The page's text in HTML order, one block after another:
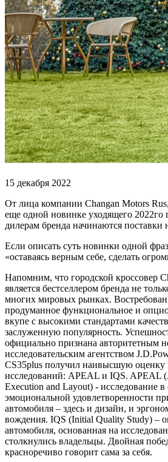
15 декабря 2022
От лица компании Changan Motors
еще одной новинке уходящего 2022го
дилерам бренда начинаются поставки
Если описать суть новинки одной
«оставаясь верным себе, сделать
Напомним, что городской кроссовер
является бестселлером бренда не
многих мировых рынках.
продуманное функциональное и
вкупе с высокими стандартами
заслуженную популярность.
официально признана авторитетным
исследовательским агентством
CS35plus получил наивысшую оценку
исследований: APEAL и IQS. APEAL
Execution and Layout) - исследование в
эмоциональной удовлетворенности
автомобиля – здесь и дизайн, и
вождения. IQS (Initial Quality Study) –
автомобиля, основанная на
столкнулись владельцы. Двойная
красноречиво говорит сама за себя.